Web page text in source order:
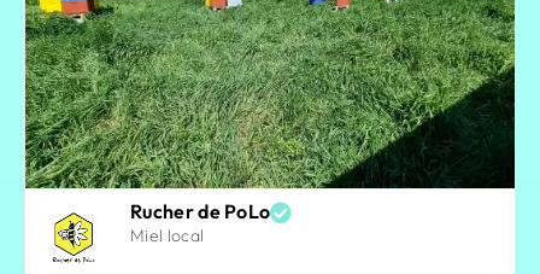
Rucher de PoLo
Miel local